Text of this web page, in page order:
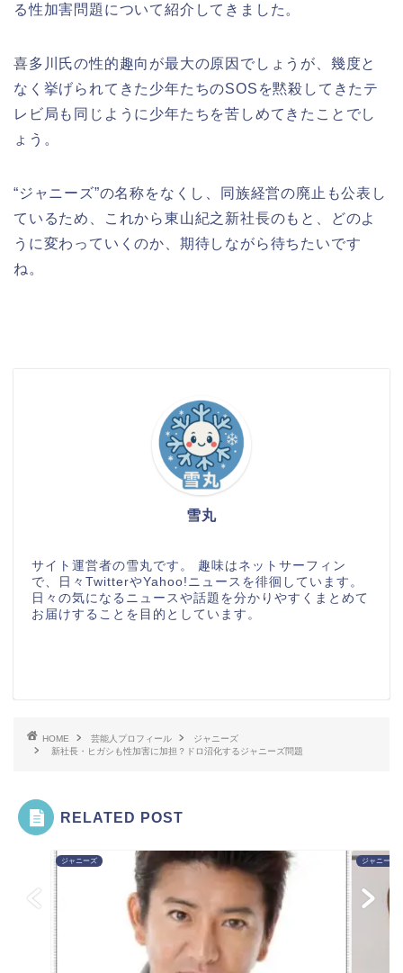
る性加害問題について紹介してきました。
喜多川氏の性的趣向が最大の原因でしょうが、幾度と
なく挙げられてきた少年たちのSOSを黙殺してきたテ
レビ局も同じように少年たちを苦しめてきたことでし
ょう。
“ジャニーズ”の名称をなくし、同族経営の廃止も公表し
ているため、これから東山紀之新社長のもと、どのよ
うに変わっていくのか、期待しながら待ちたいです
ね。
雪丸
サイト運営者の雪丸です。 趣味はネットサーフィン
で、日々TwitterやYahoo!ニュースを徘徊しています。
日々の気になるニュースや話題を分かりやすくまとめて
お届けすることを目的としています。
HOME 芸能人プロフィール
ジャニーズ
新社長・ヒガシも性加害に加担？ドロ沼化するジャニーズ問題
RELATED POST
ジャニーズ ジャニーズ